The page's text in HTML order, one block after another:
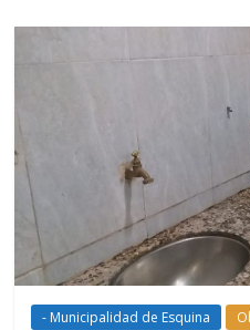
- Municipalidad de Esquina